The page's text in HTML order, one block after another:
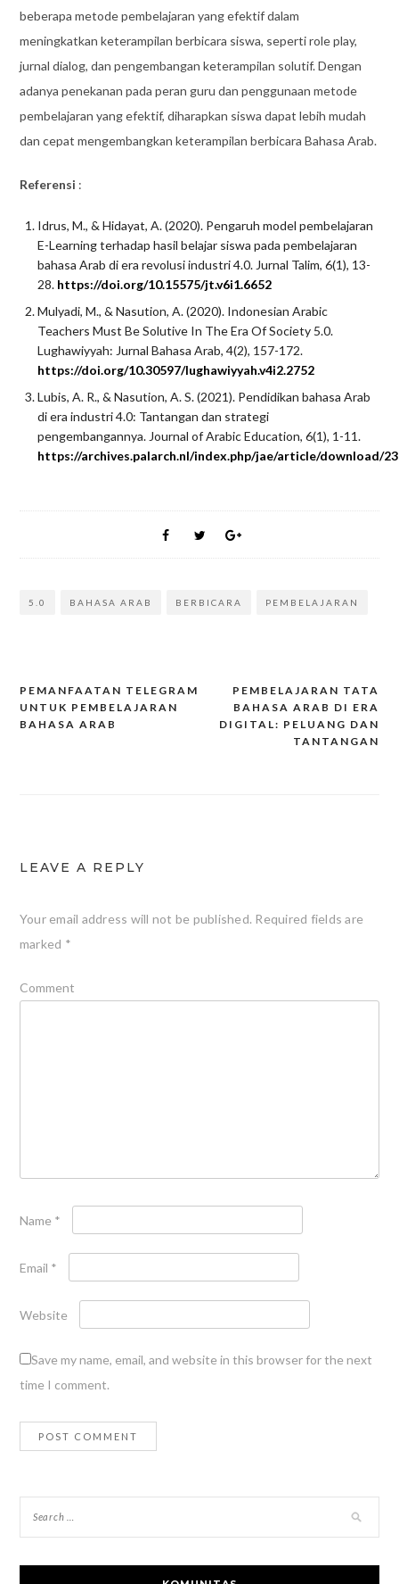
beberapa metode pembelajaran yang efektif dalam
meningkatkan keterampilan berbicara siswa, seperti role play,
jurnal dialog, dan pengembangan keterampilan solutif. Dengan
adanya penekanan pada peran guru dan penggunaan metode
pembelajaran yang efektif, diharapkan siswa dapat lebih mudah
dan cepat mengembangkan keterampilan berbicara Bahasa Arab.
Referensi :
Idrus, M., & Hidayat, A. (2020). Pengaruh model pembelajaran
E-Learning terhadap hasil belajar siswa pada pembelajaran
bahasa Arab di era revolusi industri 4.0. Jurnal Talim, 6(1), 13-
28. https://doi.org/10.15575/jt.v6i1.6652
Mulyadi, M., & Nasution, A. (2020). Indonesian Arabic
Teachers Must Be Solutive In The Era Of Society 5.0.
Lughawiyyah: Jurnal Bahasa Arab, 4(2), 157-172.
https://doi.org/10.30597/lughawiyyah.v4i2.2752
Lubis, A. R., & Nasution, A. S. (2021). Pendidikan bahasa Arab
di era industri 4.0: Tantangan dan strategi
pengembangannya. Journal of Arabic Education, 6(1), 1-11.
https://archives.palarch.nl/index.php/jae/article/download/
5.0 BAHASA ARAB BERBICARA PEMBELAJARAN
Post
PEMANFAATAN TELEGRAM
UNTUK PEMBELAJARAN
BAHASA ARAB
PEMBELAJARAN TATA
BAHASA ARAB DI ERA
DIGITAL: PELUANG DAN
TANTANGAN
LEAVE A REPLY
Your email address will not be published. Required fields are
marked *
Comment
Name *
Email *
Website
Save my name, email, and website in this browser for the next
time I comment.